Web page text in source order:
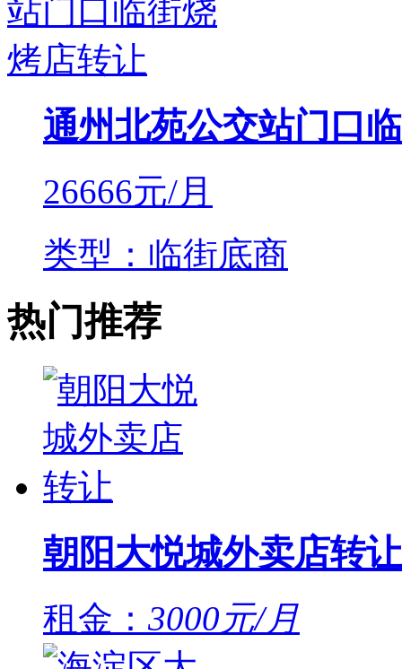
通州北苑公交站门口
26666元/月
类型：临街底商
热门推荐
朝阳大悦城外卖店转让
租金： 3000元/月